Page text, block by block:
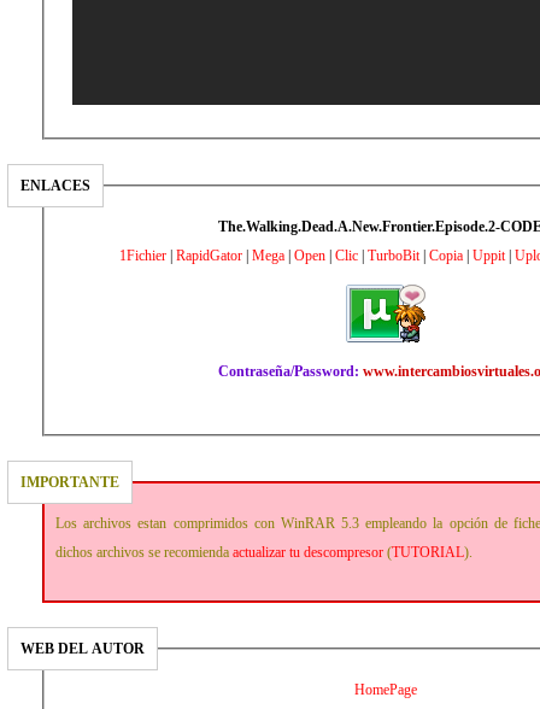
ENLACES
The.Walking.Dead.A.New.Frontier.Episode.2-
1Fichier| RapidGator| Mega| Open| Clic| TurboBit| Copia| Uppit|
Contraseña/Password:
IMPORTANTE
Los archivos estan comprimidos con WinRAR 5.3 empleando la opción de
dichos archivos se recomienda actualizar tu descompresor (TUTORIAL).
WEB DEL AUTOR
HomePage